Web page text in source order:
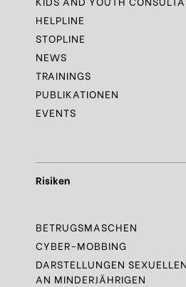
HELPLINE
STOPLINE
NEWS
TRAININGS
PUBLIKATIONEN
EVENTS
Risiken
BETRUGSMASCHEN
CYBER-MOBBING
DARSTELLUNGEN
AN MINDERJÄHRIGEN